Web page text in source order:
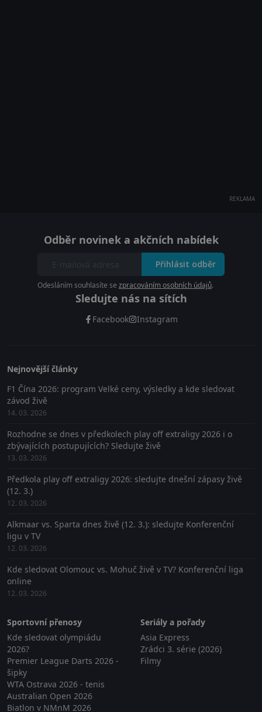
REKLAMA
Odběr novinek a akčních nabídek
Přihlásit odběr
Odesláním souhlasíte se zpracováním osobních údajů.
Sledujte nás na sítích
Facebook Instagram
Nejnovější články
F1 Čína 2026: program Velké ceny, výsledky a kde sledovat
závod živě
14. 03. 2026
Rozhodne se dnes v předkolech play off extraligy 2026 i o
zbývajících postupujících? Sledujte živě
13. 03. 2026
Předkola play off extraligy 2026: sledujte dnešní zápasy živě
(12. 3.)
12. 03. 2026
Alkmaar vs. Sparta dnes živě (12. 3.): sledujte Konferenční
ligu v TV
12. 03. 2026
Kde sledovat Olomouc vs. Mohuč živě v TV? Konferenční liga
online
12. 03. 2026
Sportovní přenosy
Kde sledovat olympiádu
2026?
Premier League Darts 2026 -
šipky
WTA Ostrava 2026 - tenis
Australian Open 2026
Biatlon v NMnM 2026
Seriály a pořady
Asia Express
Zrádci 3. série (2026)
Filmy